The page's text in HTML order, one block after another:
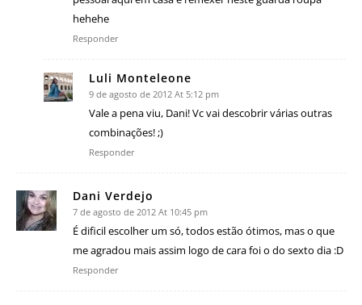
hehehe
Responder
Luli Monteleone
9 de agosto de 2012 At 5:12 pm
Vale a pena viu, Dani! Vc vai descobrir várias outras
combinações! ;)
Responder
Dani Verdejo
7 de agosto de 2012 At 10:45 pm
É dificil escolher um só, todos estão ótimos, mas o que
me agradou mais assim logo de cara foi o do sexto dia :D
Responder